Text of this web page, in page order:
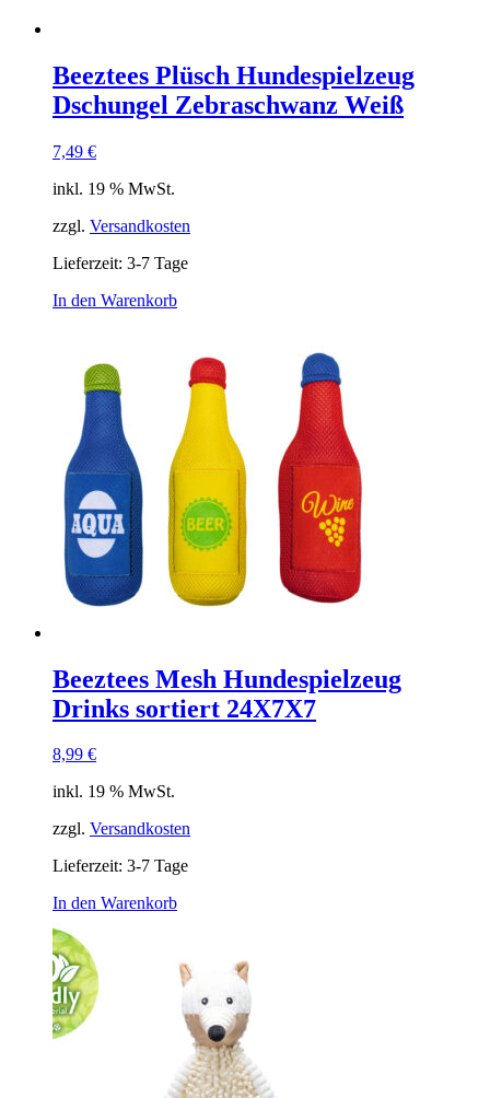
Beeztees Plüsch Hundespielzeug
Dschungel Zebraschwanz Weiß
7,49 €
inkl. 19 % MwSt.
zzgl. Versandkosten
Lieferzeit: 3-7 Tage
In den Warenkorb
Beeztees Mesh Hundespielzeug
Drinks sortiert 24X7X7
8,99 €
inkl. 19 % MwSt.
zzgl. Versandkosten
Lieferzeit: 3-7 Tage
In den Warenkorb